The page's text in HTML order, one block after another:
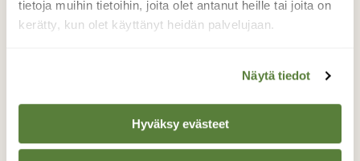
tietoja muihin tietoihin, joita olet antanut heille tai joita on
kerätty, kun olet käyttänyt heidän palvelujaan.
Näytä tiedot
Hyväksy evästeet
Valtavasti
päivänkakkaroita